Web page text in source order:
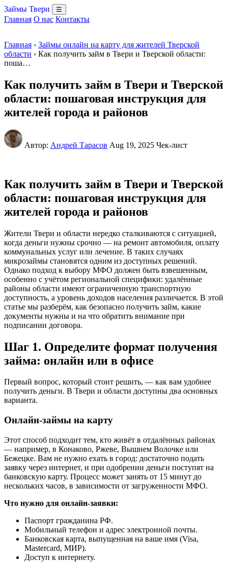
Займы Твери ☰
Главная О нас Контакты
Главная › Займы онлайн на карту для жителей Тверской
области › Как получить займ в Твери и Тверской области:
поша…
Как получить займ в Твери и Тверской
области: пошаговая инструкция для
жителей города и районов
Автор: Андрей Тарасов Aug 19, 2025 Чек-лист
Как получить займ в Твери и Тверской
области: пошаговая инструкция для
жителей города и районов
Жители Твери и области нередко сталкиваются с ситуацией,
когда деньги нужны срочно — на ремонт автомобиля, оплату
коммунальных услуг или лечение. В таких случаях
микрозаймы становятся одним из доступных решений.
Однако подход к выбору МФО должен быть взвешенным,
особенно с учётом региональной специфики: удалённые
районы области имеют ограниченную транспортную
доступность, а уровень доходов населения различается. В этой
статье мы разберём, как безопасно получить займ, какие
документы нужны и на что обратить внимание при
подписании договора.
Шаг 1. Определите формат получения
займа: онлайн или в офисе
Первый вопрос, который стоит решить, — как вам удобнее
получить деньги. В Твери и области доступны два основных
варианта.
Онлайн-займы на карту
Этот способ подходит тем, кто живёт в отдалённых районах
— например, в Конаково, Ржеве, Вышнем Волочке или
Бежецке. Вам не нужно ехать в город: достаточно подать
заявку через интернет, и при одобрении деньги поступят на
банковскую карту. Процесс может занять от 15 минут до
нескольких часов, в зависимости от загруженности МФО.
Что нужно для онлайн-заявки:
Паспорт гражданина РФ.
Мобильный телефон и адрес электронной почты.
Банковская карта, выпущенная на ваше имя (Visa,
Mastercard, МИР).
Доступ к интернету.